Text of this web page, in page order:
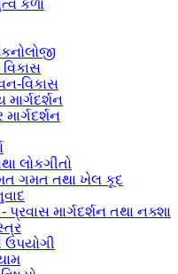
કળા
વિકાસ
લોકગીતો
ગમત તથા ખેલ કૂદ
પ્રવાસ માર્ગદર્શન તથા નક્શા
ઉપયોગી